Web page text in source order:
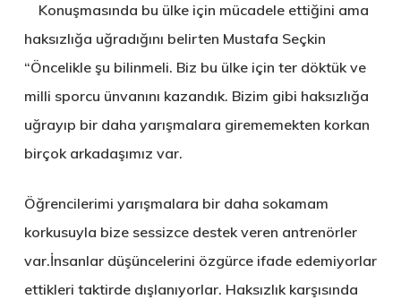
Konuşmasında bu ülke için mücadele ettiğini ama
haksızlığa uğradığını belirten Mustafa Seçkin
“Öncelikle şu bilinmeli. Biz bu ülke için ter döktük ve
milli sporcu ünvanını kazandık. Bizim gibi haksızlığa
uğrayıp bir daha yarışmalara girememekten korkan
birçok arkadaşımız var.
Öğrencilerimi yarışmalara bir daha sokamam
korkusuyla bize sessizce destek veren antrenörler
var.İnsanlar düşüncelerini özgürce ifade edemiyorlar
ettikleri taktirde dışlanıyorlar. Haksızlık karşısında